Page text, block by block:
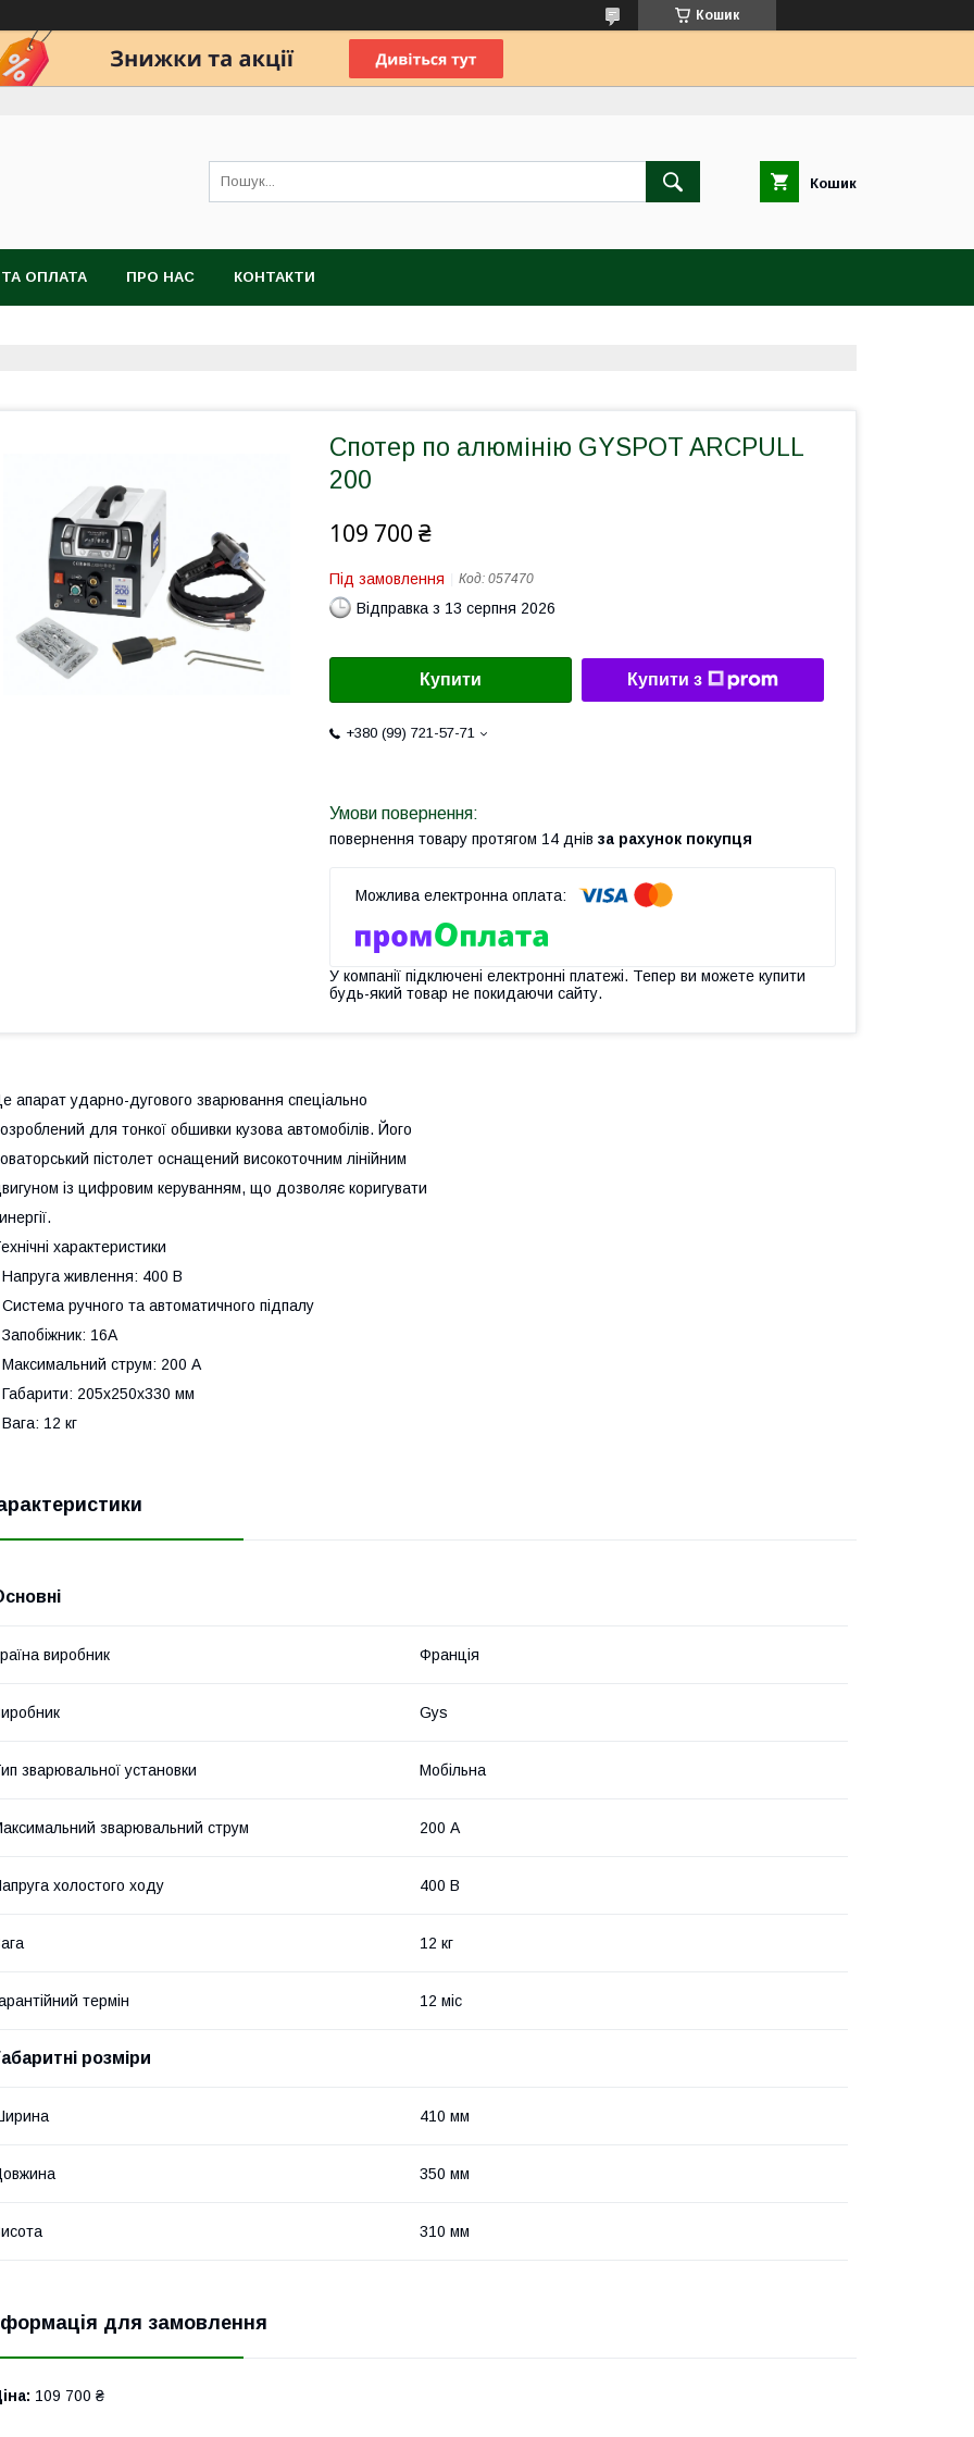
Кошик
Кошик
ОПЛАТА ПРО НАС КОНТАКТИ
Спотер по алюмінію GYSPOT ARCPULL
200
109 700 ₴
Під замовлення Код: 057470
Відправка з 13 серпня 2026
Купити Купити з
+380 (99) 721-57-71
повернення товару протягом 14 днів за рахунок покупця
У компанії підключені електронні платежі. Тепер ви можете купити
будь-який товар не покидаючи сайту.
апарат ударно-дугового зварювання спеціально
для тонкої обшивки кузова автомобілів. Його
пістолет оснащений високоточним лінійним
із цифровим керуванням, що дозволяє коригувати
характеристики
Напруга живлення: 400 В
Система ручного та автоматичного підпалу
Запобіжник: 16А
Максимальний струм: 200 А
Габарити: 205x250x330 мм
Вага: 12 кг
виробник Франція
Gys
зварювальної установки Мобільна
зварювальний струм 200 А
холостого ходу 400 В
12 кг
термін 12 міс
розміри
410 мм
350 мм
310 мм
для замовлення
109 700 ₴